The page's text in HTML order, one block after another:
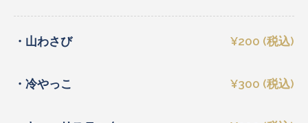
・山わさび ¥200 (税込)
・冷やっこ ¥300 (税込)